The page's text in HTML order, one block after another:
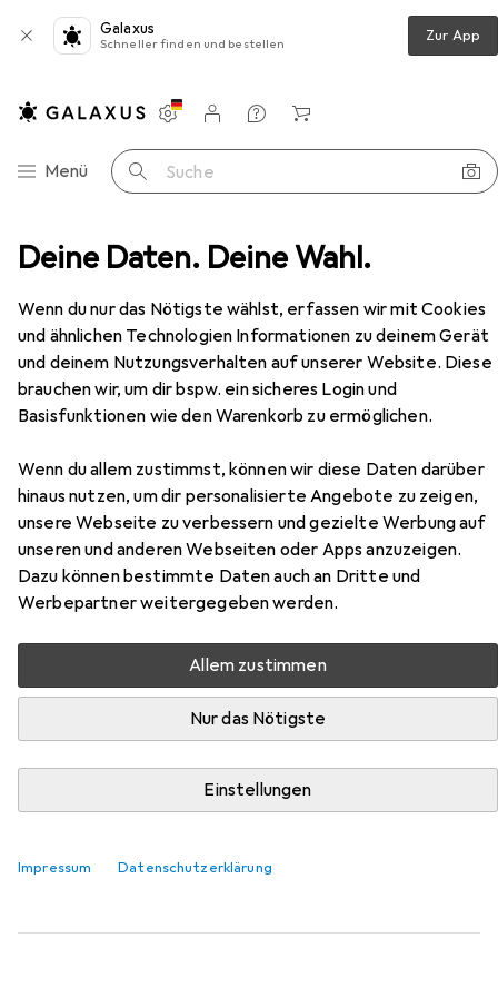
Deine Daten. Deine Wahl.
Wenn du nur das Nötigste wählst, erfassen wir mit Cookies
und ähnlichen Technologien Informationen zu deinem Gerät
und deinem Nutzungsverhalten auf unserer Website. Diese
brauchen wir, um dir bspw. ein sicheres Login und
Basisfunktionen wie den Warenkorb zu ermöglichen.
Wenn du allem zustimmst, können wir diese Daten darüber
hinaus nutzen, um dir personalisierte Angebote zu zeigen,
unsere Webseite zu verbessern und gezielte Werbung auf
unseren und anderen Webseiten oder Apps anzuzeigen.
Dazu können bestimmte Daten auch an Dritte und
Werbepartner weitergegeben werden.
Allem zustimmen
Nur das Nötigste
Einstellungen
Impressum Datenschutzerklärung
Galaxus
Schneller finden und bestellen Zur App
Navigation nach Kategorien
Menü Suche
Einstellungen
Kundenkonto
Vergleichslisten
Merklisten
Warenkorb
Unterlage Herma Schreibtischunterlage
EUR
10,75 bei 2 Stück
HermaSchreibtischunterlage
55 x 35 cm
Zubehör für Herma
Schreibtischunterlage
Hier findest du passendes Zubehör zum Produkt Herma
Schreibtischunterlage aus der Kategorie Schreibstifte.
Schreibstifte